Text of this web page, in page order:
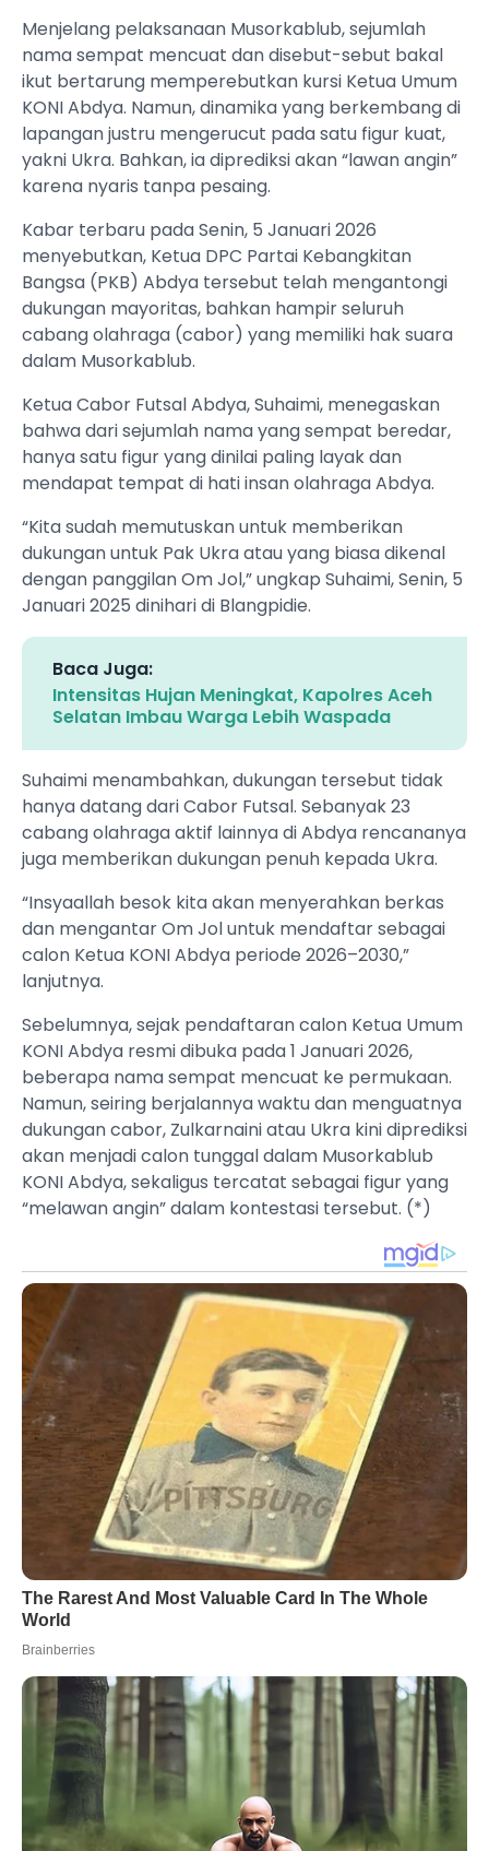
Menjelang pelaksanaan Musorkablub, sejumlah
nama sempat mencuat dan disebut-sebut bakal
ikut bertarung memperebutkan kursi Ketua Umum
KONI Abdya. Namun, dinamika yang berkembang di
lapangan justru mengerucut pada satu figur kuat,
yakni Ukra. Bahkan, ia diprediksi akan “lawan angin”
karena nyaris tanpa pesaing.
Kabar terbaru pada Senin, 5 Januari 2026
menyebutkan, Ketua DPC Partai Kebangkitan
Bangsa (PKB) Abdya tersebut telah mengantongi
dukungan mayoritas, bahkan hampir seluruh
cabang olahraga (cabor) yang memiliki hak suara
dalam Musorkablub.
Ketua Cabor Futsal Abdya, Suhaimi, menegaskan
bahwa dari sejumlah nama yang sempat beredar,
hanya satu figur yang dinilai paling layak dan
mendapat tempat di hati insan olahraga Abdya.
“Kita sudah memutuskan untuk memberikan
dukungan untuk Pak Ukra atau yang biasa dikenal
dengan panggilan Om Jol,” ungkap Suhaimi, Senin, 5
Januari 2025 dinihari di Blangpidie.
Baca Juga:
Intensitas Hujan Meningkat, Kapolres Aceh
Selatan Imbau Warga Lebih Waspada
Suhaimi menambahkan, dukungan tersebut tidak
hanya datang dari Cabor Futsal. Sebanyak 23
cabang olahraga aktif lainnya di Abdya rencananya
juga memberikan dukungan penuh kepada Ukra.
“Insyaallah besok kita akan menyerahkan berkas
dan mengantar Om Jol untuk mendaftar sebagai
calon Ketua KONI Abdya periode 2026–2030,”
lanjutnya.
Sebelumnya, sejak pendaftaran calon Ketua Umum
KONI Abdya resmi dibuka pada 1 Januari 2026,
beberapa nama sempat mencuat ke permukaan.
Namun, seiring berjalannya waktu dan menguatnya
dukungan cabor, Zulkarnaini atau Ukra kini diprediksi
akan menjadi calon tunggal dalam Musorkablub
KONI Abdya, sekaligus tercatat sebagai figur yang
“melawan angin” dalam kontestasi tersebut. (*)